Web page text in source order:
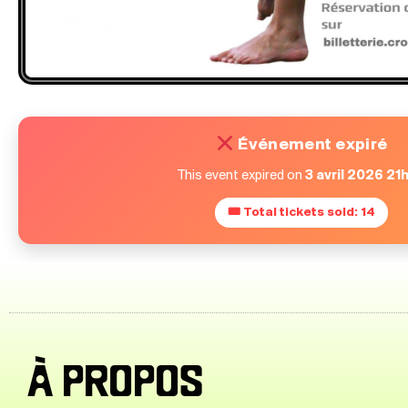
Événement expiré
This event expired on 3 avril 2026
🎟 Total tickets sold: 14
À PROPOS